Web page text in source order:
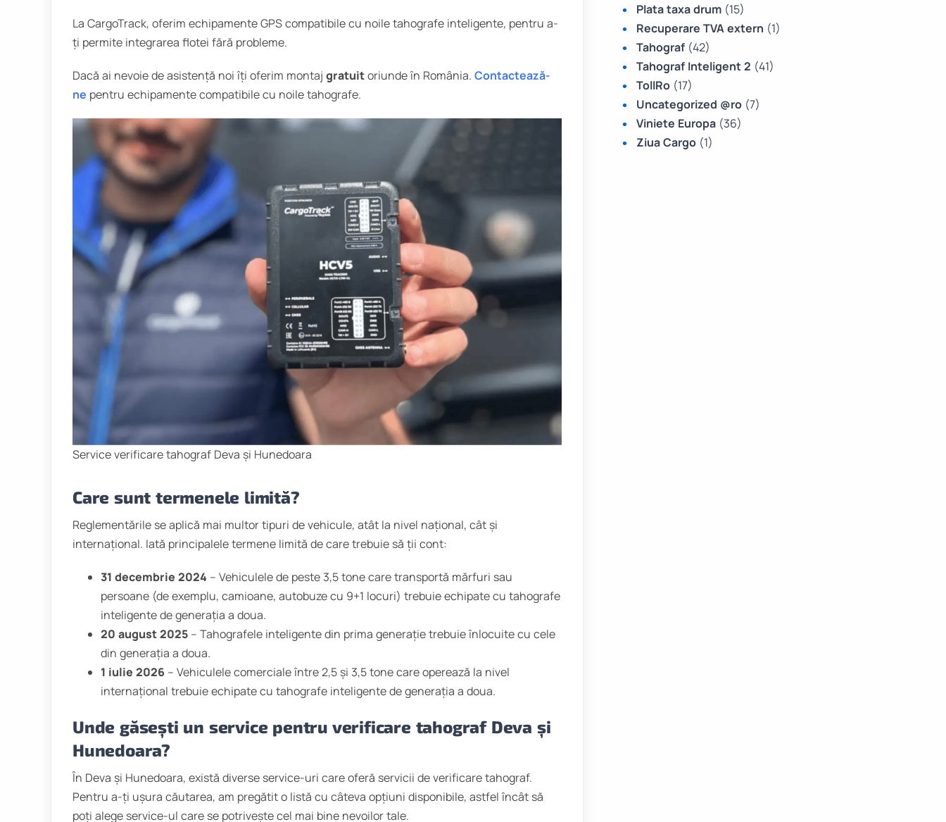
La CargoTrack, oferim echipamente GPS compatibile cu noile tahografe inteligente, pentru a-
ți permite integrarea flotei fără probleme.
Dacă ai nevoie de asistență noi îți oferim montaj gratuitoriunde în România. Contactează-
ne pentru echipamente compatibile cu noile tahografe.
Service verificare tahograf Deva și Hunedoara
Care sunt termenele limită?
Reglementările se aplică mai multor tipuri de vehicule, atât la nivel național, cât și
internațional. Iată principalele termene limită de care trebuie să ții cont:
31 decembrie 2024 – Vehiculele de peste 3,5 tone care transportă mărfuri sau
persoane (de exemplu, camioane, autobuze cu 9+1 locuri) trebuie echipate cu tahografe
inteligente de generația a doua.
20 august 2025 – Tahografele inteligente din prima generație trebuie înlocuite cu cele
din generația a doua.
1 iulie 2026 – Vehiculele comerciale între 2,5 și 3,5 tone care operează la nivel
internațional trebuie echipate cu tahografe inteligente de generația a doua.
Unde găsești un service pentru verificare tahograf Deva și
Hunedoara?
În Deva și Hunedoara, există diverse service-uri care oferă servicii de verificare tahograf.
Pentru a-ți ușura căutarea, am pregătit o listă cu câteva opțiuni disponibile, astfel încât să
poți alege service-ul care se potrivește cel mai bine nevoilor tale.
Plata taxa drum (15)
Recuperare TVA extern (1)
Tahograf (42)
Tahograf Inteligent 2 (41)
TollRo (17)
Uncategorized @ro (7)
Viniete Europa (36)
Ziua Cargo (1)